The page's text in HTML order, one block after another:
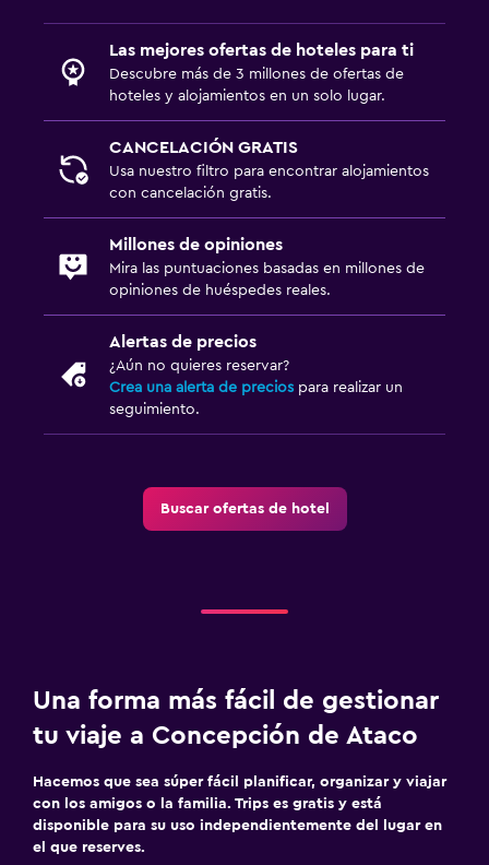
Las mejores ofertas de hoteles para ti
Descubre más de 3 millones de ofertas de
hoteles y alojamientos en un solo lugar.
CANCELACIÓN GRATIS
Usa nuestro filtro para encontrar alojamientos
con cancelación gratis.
Millones de opiniones
Mira las puntuaciones basadas en millones de
opiniones de huéspedes reales.
Alertas de precios
¿Aún no quieres reservar?
Crea una alerta de precios para realizar un
seguimiento.
Buscar ofertas de hotel
Una forma más fácil de gestionar
tu viaje a Concepción de Ataco
Hacemos que sea súper fácil planificar, organizar y viajar
con los amigos o la familia. Trips es gratis y está
disponible para su uso independientemente del lugar en
el que reserves.